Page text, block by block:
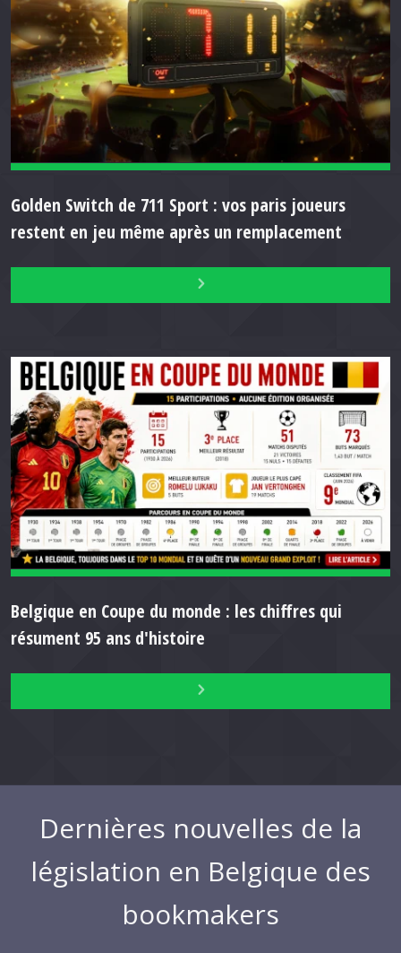
Golden Switch de 711 Sport : vos paris joueurs
restent en jeu même après un remplacement
Belgique en Coupe du monde : les chiffres qui
résument 95 ans d'histoire
Dernières nouvelles de la
législation en Belgique des
bookmakers